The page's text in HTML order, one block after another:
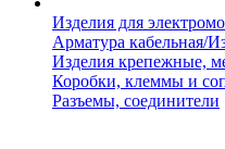
Изделия для
Арматура кабельная/
Изделия крепежные,
Коробки, клеммы и
Разъемы, соединители